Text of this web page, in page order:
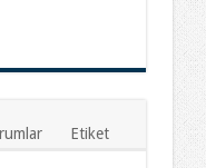
Etiket